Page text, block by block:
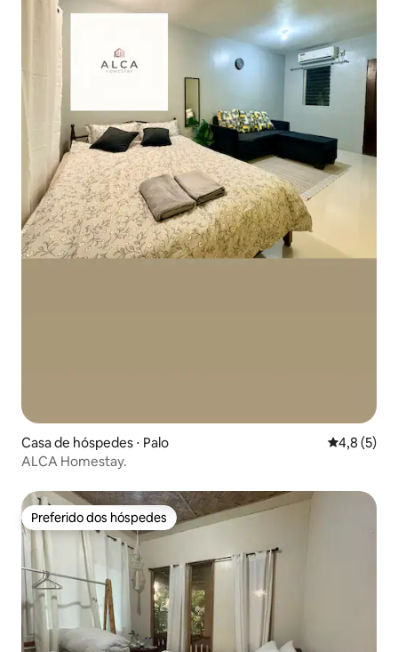
Casa de hóspedes ⋅ Palo 4,8 de
4,8 (5)
ALCA Homestay.
Preferido dos hóspedes
Preferido dos hóspedes